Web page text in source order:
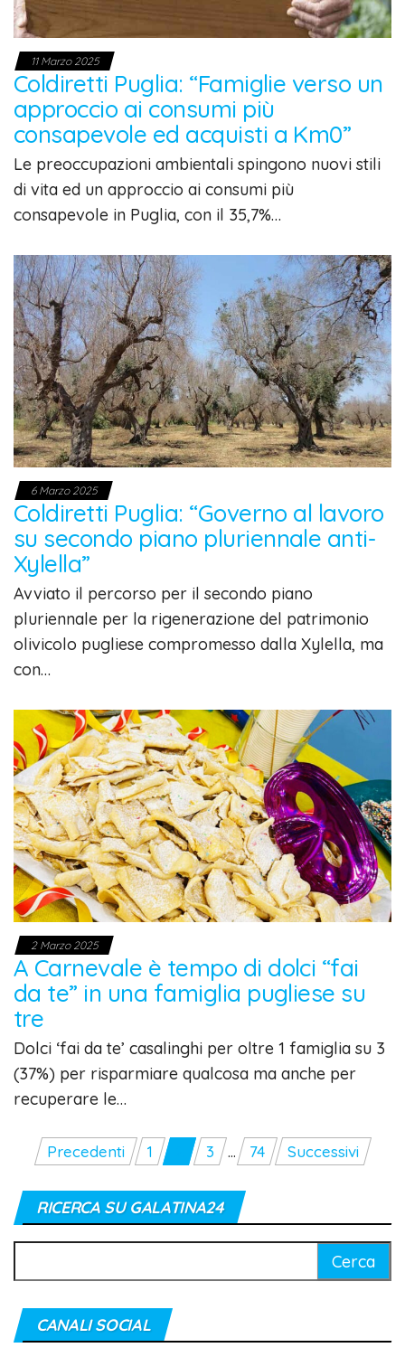
11 Marzo 2025
Coldiretti Puglia: “Famiglie verso un
approccio ai consumi più
consapevole ed acquisti a Km0”
Le preoccupazioni ambientali spingono nuovi stili
di vita ed un approccio ai consumi più
consapevole in Puglia, con il 35,7%…
6 Marzo 2025
Coldiretti Puglia: “Governo al lavoro
su secondo piano pluriennale anti-
Xylella”
Avviato il percorso per il secondo piano
pluriennale per la rigenerazione del patrimonio
olivicolo pugliese compromesso dalla Xylella, ma
con…
2 Marzo 2025
A Carnevale è tempo di dolci “fai
da te” in una famiglia pugliese su
tre
Dolci ‘fai da te’ casalinghi per oltre 1 famiglia su 3
(37%) per risparmiare qualcosa ma anche per
recuperare le…
Paginazione
degli
articoli
Precedenti 1 3 … 74 Successivi
RICERCA SU GALATINA24
per:
CANALI SOCIAL